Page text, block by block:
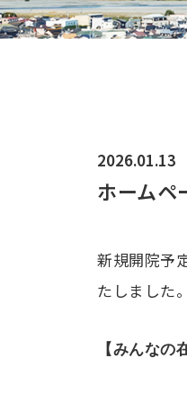
2026.01.13
ホームペ
新規開院予
たしました。
【みんな